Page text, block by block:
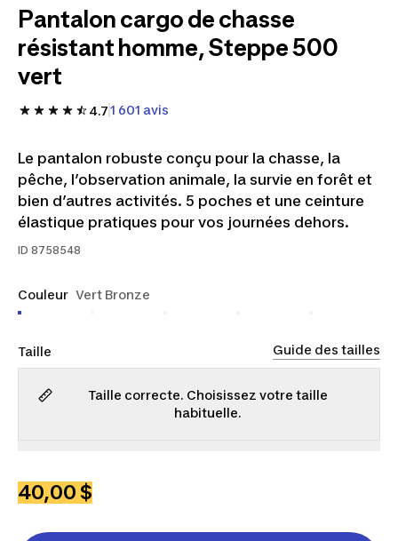
Pantalon cargo de chasse
résistant homme, Steppe 500
vert
4.71 601 avis
Le pantalon robuste conçu pour la chasse, la
pêche, l’observation animale, la survie en forêt et
bien d’autres activités. 5 poches et une ceinture
élastique pratiques pour vos journées dehors.
ID 8758548
Couleur Vert Bronze
Taille Guide des tailles
Taille correcte. Choisissez votre taille
habituelle.
40,00 $